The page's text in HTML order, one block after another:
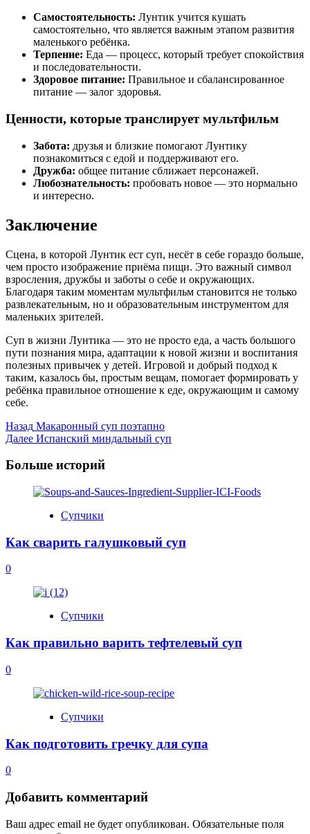
Самостоятельность: Лунтик учится кушать
самостоятельно, что является важным этапом развития
маленького ребёнка.
Терпение: Еда — процесс, который требует спокойствия
и последовательности.
Здоровое питание: Правильное и сбалансированное
питание — залог здоровья.
Ценности, которые транслирует мультфильм
Забота: друзья и близкие помогают Лунтику
познакомиться с едой и поддерживают его.
Дружба: общее питание сближает персонажей.
Любознательность: пробовать новое — это нормально
и интересно.
Заключение
Сцена, в которой Лунтик ест суп, несёт в себе гораздо больше,
чем просто изображение приёма пищи. Это важный символ
взросления, дружбы и заботы о себе и окружающих.
Благодаря таким моментам мультфильм становится не только
развлекательным, но и образовательным инструментом для
маленьких зрителей.
Суп в жизни Лунтика — это не просто еда, а часть большого
пути познания мира, адаптации к новой жизни и воспитания
полезных привычек у детей. Игровой и добрый подход к
таким, казалось бы, простым вещам, помогает формировать у
ребёнка правильное отношение к еде, окружающим и самому
себе.
Post
Navigation
Назад Макаронный суп поэтапно
Далее Испанский миндальный суп
Больше историй
Супчики
Как сварить галушковый суп
0
Супчики
Как правильно варить тефтелевый суп
0
Супчики
Как подготовить гречку для супа
0
Добавить комментарий
Ваш адрес email не будет опубликован. Обязательные поля